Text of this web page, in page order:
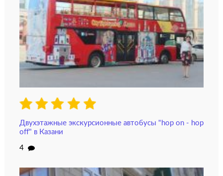
Двухэтажные экскурсионные автобусы "hop on - hop
off" в Казани
4